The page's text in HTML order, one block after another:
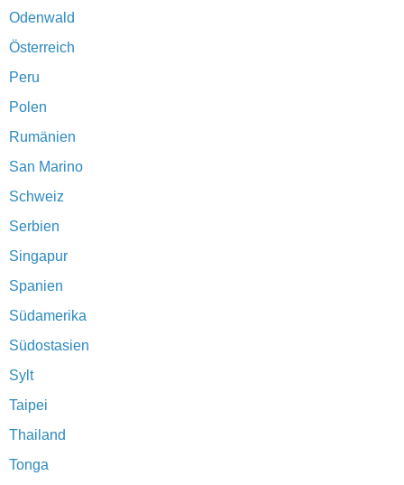
Odenwald
Österreich
Peru
Polen
Rumänien
San Marino
Schweiz
Serbien
Singapur
Spanien
Südamerika
Südostasien
Sylt
Taipei
Thailand
Tonga